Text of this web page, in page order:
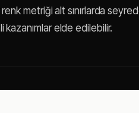
metriği alt sınırlarda
elde edilebilir.